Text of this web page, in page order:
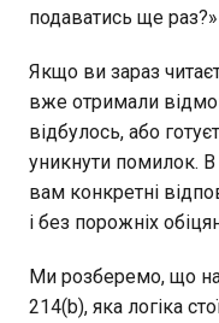
подаватись ще
Якщо ви зараз
вже отримали
відбулось, або
уникнути помилок. В
вам конкретні
і без порожніх
Ми розберемо, що
214(b), яка логіка